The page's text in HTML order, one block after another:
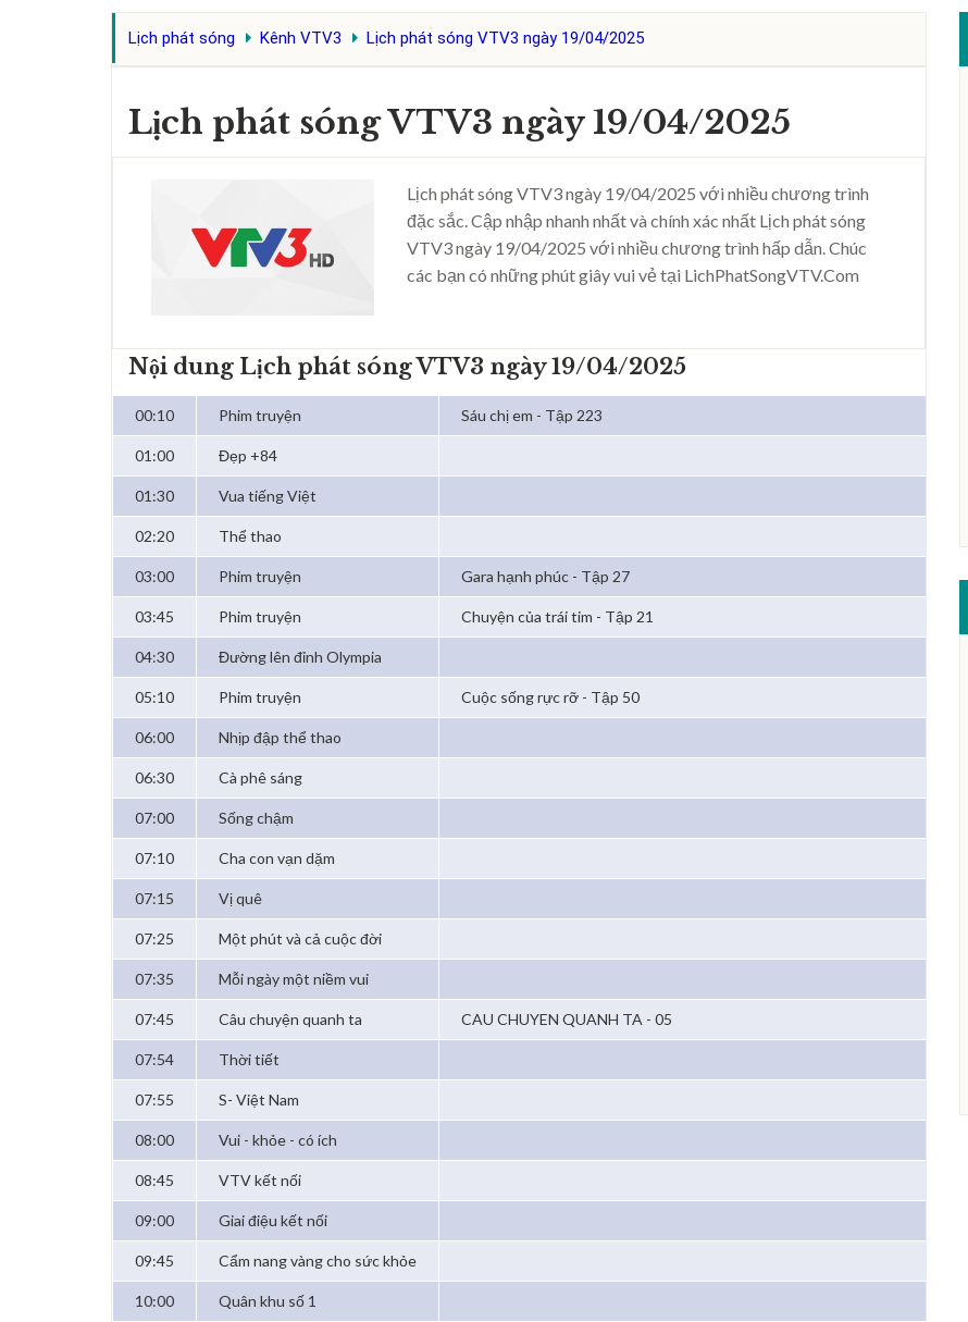
Lịch phát sóng Kênh VTV3 Lịch phát sóng VTV3 ngày 19/04/2025
Lịch phát sóng VTV3 ngày 19/04/2025
Lịch phát sóng VTV3 ngày 19/04/2025 với nhiều chương trình
đặc sắc. Cập nhập nhanh nhất và chính xác nhất Lịch phát sóng
VTV3 ngày 19/04/2025 với nhiều chương trình hấp dẫn. Chúc
các bạn có những phút giây vui vẻ tại LichPhatSongVTV.Com
Nội dung Lịch phát sóng VTV3 ngày 19/04/2025
00:10 Phim truyện Sáu chị em - Tập 223
01:00 Đẹp +84
01:30 Vua tiếng Việt
02:20 Thể thao
03:00 Phim truyện Gara hạnh phúc - Tập 27
03:45 Phim truyện Chuyện của trái tim - Tập 21
04:30 Đường lên đỉnh Olympia
05:10 Phim truyện Cuộc sống rực rỡ - Tập 50
06:00 Nhịp đập thể thao
06:30 Cà phê sáng
07:00 Sống chậm
07:10 Cha con vạn dặm
07:15 Vị quê
07:25 Một phút và cả cuộc đời
07:35 Mỗi ngày một niềm vui
07:45 Câu chuyện quanh ta CAU CHUYEN QUANH TA - 05
07:54 Thời tiết
07:55 S- Việt Nam
08:00 Vui - khỏe - có ích
08:45 VTV kết nối
09:00 Giai điệu kết nối
09:45 Cẩm nang vàng cho sức khỏe
10:00 Quân khu số 1